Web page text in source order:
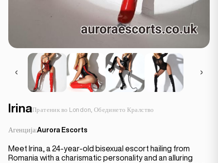
IrinaПратеник во London, Обединето Кралство
Агенција:Aurora Escorts
Meet Irina, a 24-year-old bisexual escort hailing from
Romania with a charismatic personality and an alluring